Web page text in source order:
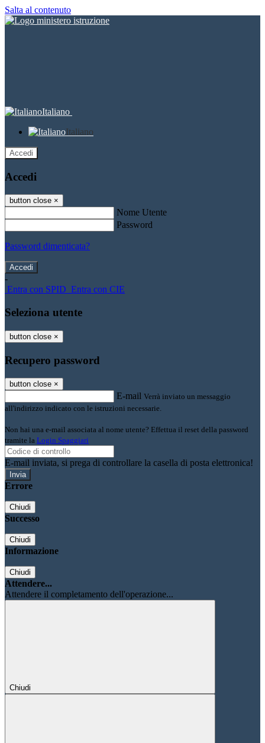
Salta al contenuto
Italiano
Italiano
Accedi
Accedi
button close ×
Nome Utente
Password
Password dimenticata?
-
Entra con SPID Entra con CIE
Seleziona utente
button close ×
Recupero password
button close ×
E-mail Verrà inviato un messaggio
all'indirizzo indicato con le istruzioni necessarie.
Non hai una e-mail associata al nome utente? Effettua il reset della password
tramite la Login Spaggiari
E-mail inviata, si prega di controllare la casella di posta elettronica!
Errore
Chiudi
Successo
Chiudi
Informazione
Chiudi
Attendere...
Attendere il completamento dell'operazione...
Chiudi